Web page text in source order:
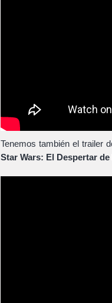
Tenemos también el trailer
Star Wars: El Despertar de